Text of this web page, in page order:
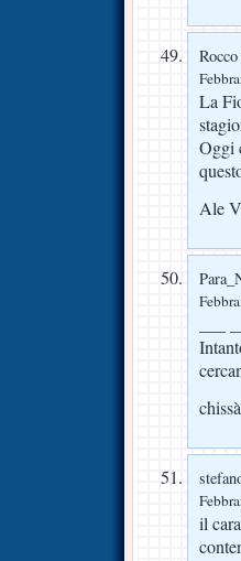
La
Oggi
Ale
il